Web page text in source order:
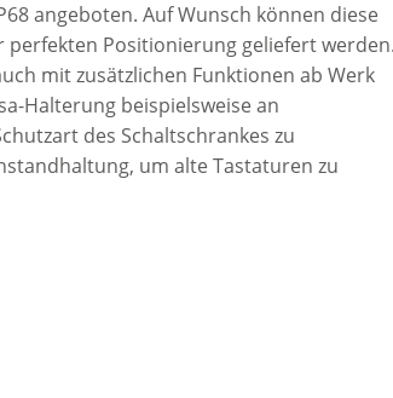
angeboten. Auf Wunsch können diese
Positionierung geliefert werden.
mit zusätzlichen Funktionen ab Werk
Halterung beispielsweise an
des Schaltschrankes zu
um alte Tastaturen zu